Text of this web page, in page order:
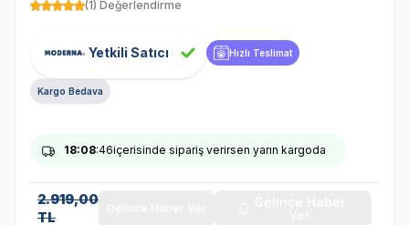
(1) Değerlendirme
Yetkili Satıcı Hızlı Teslimat
Kargo Bedava
18:08:45içerisinde sipariş verirsen yarın kargoda
2.919,00
TL